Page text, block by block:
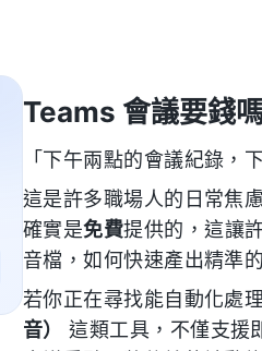
Teams 會議要錢
「下午兩點的會議紀錄，
這是許多職場人的日常焦
確實是免費提供的，這讓
音檔，如何快速產出精準
若你正在尋找能自動化處
音）
這類工具，不僅支援